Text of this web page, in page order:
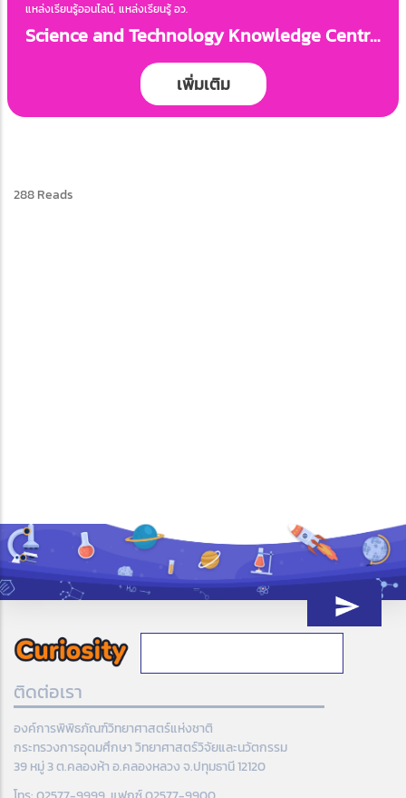
แหล่งเรียนรู้ออนไลน์, แหล่งเรียนรู้ อว.
Science and Technology Knowledge Centre
เพิ่มเติม
288 Reads
ติดต่อเรา
องค์การพิพิธภัณฑ์วิทยาศาสตร์แห่งชาติ
กระทรวงการอุดมศึกษา วิทยาศาสตร์วิจัยและนวัตกรรม
39 หมู่ 3 ต.คลองห้า อ.คลองหลวง จ.ปทุมธานี 12120